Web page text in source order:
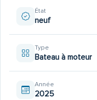
État
neuf
Type
Bateau à moteur
Année
2025